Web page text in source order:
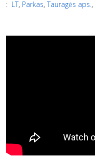
: LT, Parkas, Tauragės aps. ,